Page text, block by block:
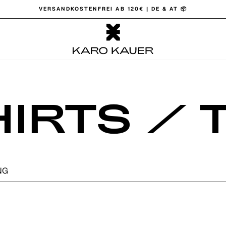
Pause Diashow
VERSANDKOSTENFREI AB 120€ | DE & AT 📦
/